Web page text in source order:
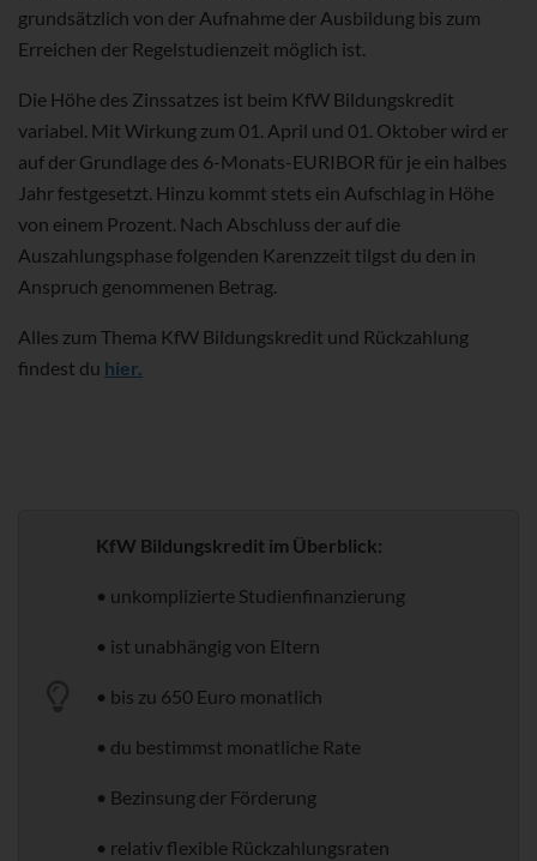
grundsätzlich von der Aufnahme der Ausbildung bis zum
Erreichen der Regelstudienzeit möglich ist.
Die Höhe des Zinssatzes ist beim KfW Bildungskredit
variabel. Mit Wirkung zum 01. April und 01. Oktober wird er
auf der Grundlage des 6-Monats-EURIBOR für je ein halbes
Jahr festgesetzt. Hinzu kommt stets ein Aufschlag in Höhe
von einem Prozent. Nach Abschluss der auf die
Auszahlungsphase folgenden Karenzzeit tilgst du den in
Anspruch genommenen Betrag.
Alles zum Thema KfW Bildungskredit und Rückzahlung
findest du hier.
KfW Bildungskredit im Überblick:
• unkomplizierte Studienfinanzierung
• ist unabhängig von Eltern
• bis zu 650 Euro monatlich
• du bestimmst monatliche Rate
• Bezinsung der Förderung
• relativ flexible Rückzahlungsraten